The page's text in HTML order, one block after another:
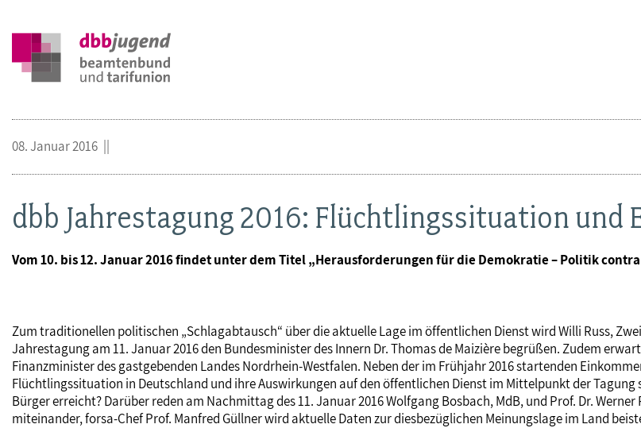
dbb Jahrestagung 2016: Flüchtlingssituation und
Vom 10. bis 12. Januar 2016 findet unter dem Titel „Herausforderungen für die Demokratie – Politik
08. Januar 2016
Zum traditionellen politischen „Schlagabtausch“ über die aktuelle Lage im öffentlichen Dienst wird Willi Russ,
Jahrestagung am 11. Januar 2016 den Bundesminister des Innern Dr. Thomas de Maizière begrüßen. Zudem
Finanzminister des gastgebenden Landes Nordrhein-Westfalen. Neben der im Frühjahr 2016 startenden
Flüchtlingssituation in Deutschland und ihre Auswirkungen auf den öffentlichen Dienst im Mittelpunkt der
Bürger erreicht? Darüber reden am Nachmittag des 11. Januar 2016 Wolfgang Bosbach, MdB, und Prof. Dr.
miteinander, forsa-Chef Prof. Manfred Güllner wird aktuelle Daten zur diesbezüglichen Meinungslage im Land